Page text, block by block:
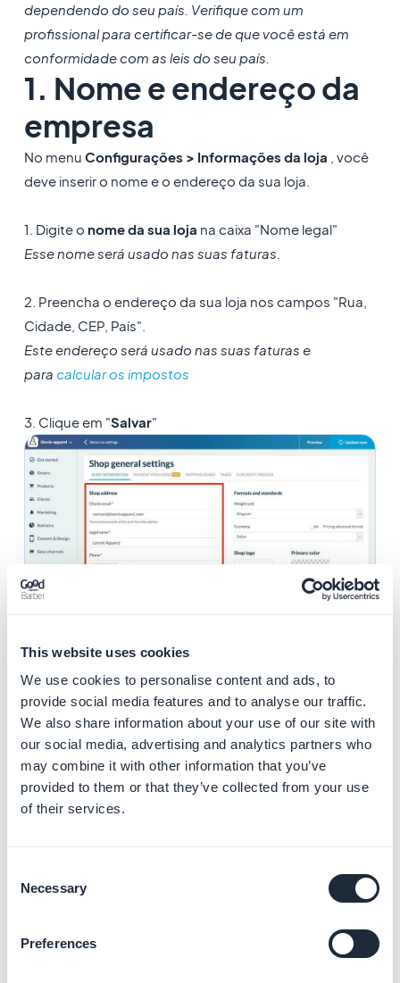
This website uses cookies
We use cookies to personalise content and ads, to
provide social media features and to analyse our traffic.
We also share information about your use of our site with
our social media, advertising and analytics partners who
may combine it with other information that you’ve
provided to them or that they’ve collected from your use
of their services.
Selection
Necessary
Preferences
dependendo do seu país. Verifique com um
profissional para certificar-se de que você está em
conformidade com as leis do seu país.
1. Nome e endereço da
empresa
No menu Configurações > Informações da loja , você
deve inserir o nome e o endereço da sua loja.
1. Digite o nome da sua loja na caixa "Nome legal"
Esse nome será usado nas suas faturas.
2. Preencha o endereço da sua loja nos campos "Rua,
Cidade, CEP, País".
Este endereço será usado nas suas faturas e
para calcular os impostos
3. Clique em "Salvar"
2. Avisos legais
Dependendo do seu país, você precisará fornecer
avisos legais adicionais.
Eles aparecerão no rodapé das suas faturas.